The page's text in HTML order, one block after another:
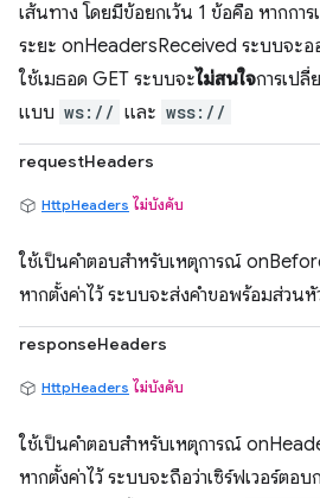
เส้นทาง โดยมีข้อยกเว้น 1 ข้อคือ หากกา
ระยะ onHeadersReceived ระบบจะอ
ใช้เมธอด GET ระบบจะไม่สนใจการเป
แบบ ws:// และ wss://
requestHeaders
HttpHeaders ไม่บังคับ
ใช้เป็นคำตอบสำหรับเหตุการณ์
หากตั้งค่าไว้ ระบบจะส่งคำขอพร้อมส่วน
responseHeaders
HttpHeaders ไม่บังคับ
ใช้เป็นคำตอบสำหรับเหตุการณ์
หากตั้งค่าไว้ ระบบจะถือว่าเซิร์ฟเวอร์ตอ